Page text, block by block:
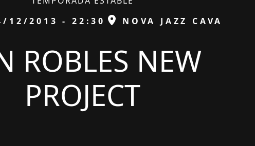
12/2013 - 22:30 ESPAI
NOVA JAZZ CAVA
ROBLES NEW
PROJECT